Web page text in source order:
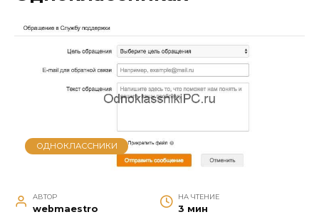
ОДНОКЛАССНИКИ
АВТОР
webmaestro
НА ЧТЕНИЕ
3 мин